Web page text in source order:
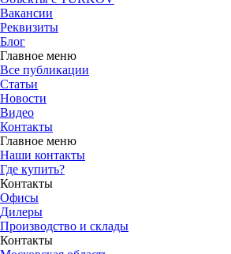
Вакансии
Реквизиты
Блог
Главное меню
Все публикации
Статьи
Новости
Видео
Контакты
Главное меню
Наши контакты
Где купить?
Контакты
Офисы
Дилеры
Производство и склады
Контакты